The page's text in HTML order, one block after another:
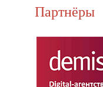
Партнёры